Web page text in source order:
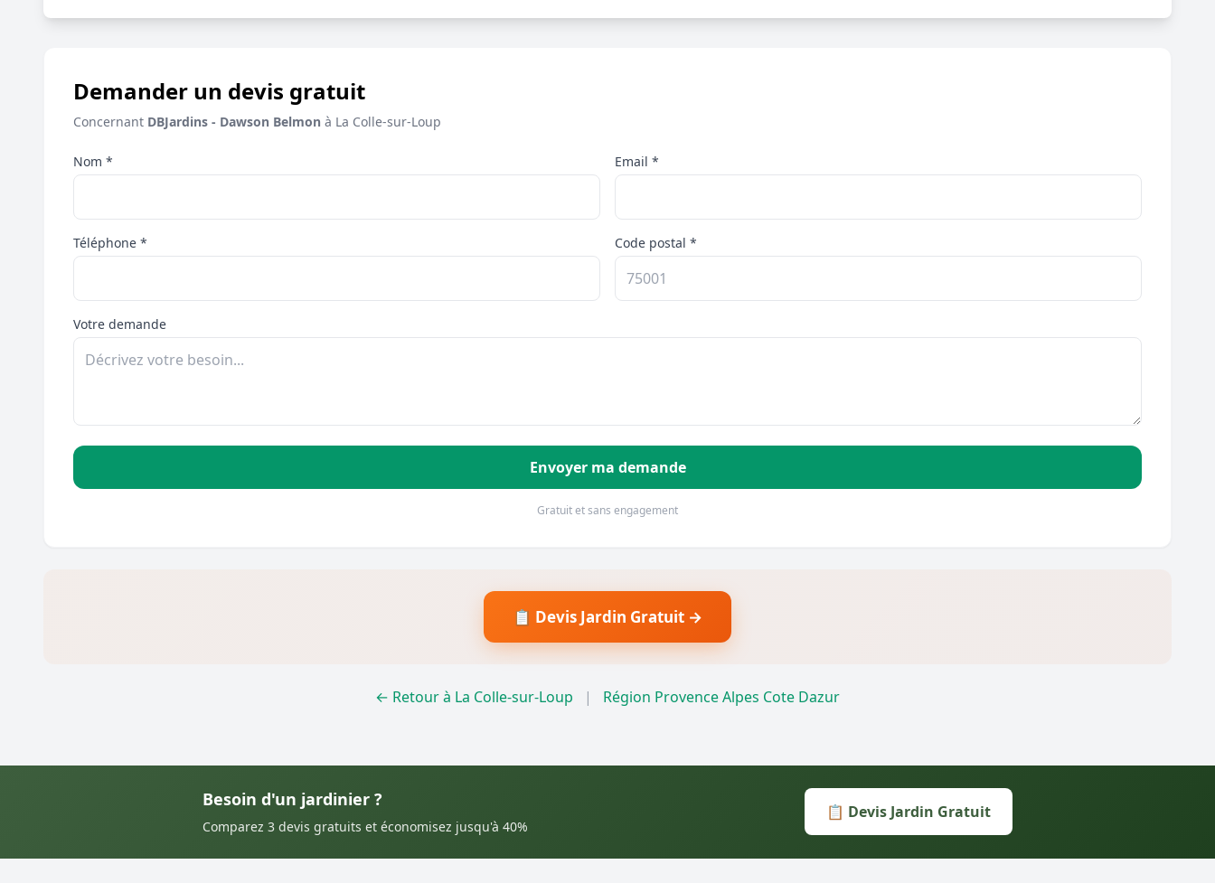
Demander un devis gratuit
Concernant DBJardins - Dawson Belmon à La Colle-sur-Loup
Nom * Email *
Téléphone * Code postal *
Votre demande
Envoyer ma demande
Gratuit et sans engagement
📋 Devis Jardin Gratuit →
← Retour à La Colle-sur-Loup | Région Provence Alpes Cote Dazur
Besoin d'un jardinier ?
Comparez 3 devis gratuits et économisez jusqu'à 40%
📋 Devis Jardin Gratuit